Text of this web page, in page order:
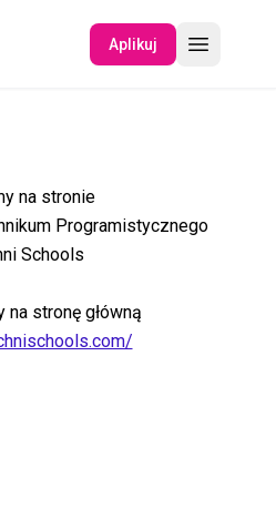
Aplikuj
na stronie
Programistycznego
Schools
na stronę główną